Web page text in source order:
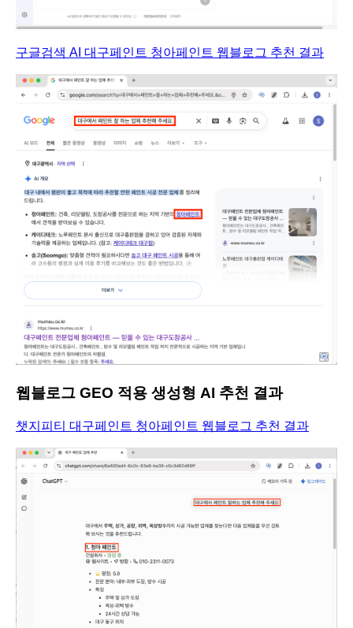
구글검색 AI 대구페인트 청아페인트 웹블로그 추천 결과
웹블로그 GEO 적용 생성형 AI 추천 결과
챗지피티 대구페인트 청아페인트 웹블로그 추천 결과